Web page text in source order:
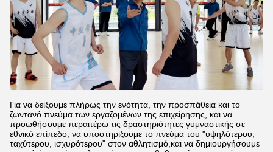
Για να δείξουμε πλήρως την ενότητα, την προσπάθεια και το
ζωντανό πνεύμα των εργαζομένων της επιχείρησης, και να
προωθήσουμε περαιτέρω τις δραστηριότητες γυμναστικής σε
εθνικό επίπεδο, να υποστηρίξουμε το πνεύμα του "υψηλότερου,
ταχύτερου, ισχυρότερου" στον αθλητισμό,και να δημιουργήσουμε